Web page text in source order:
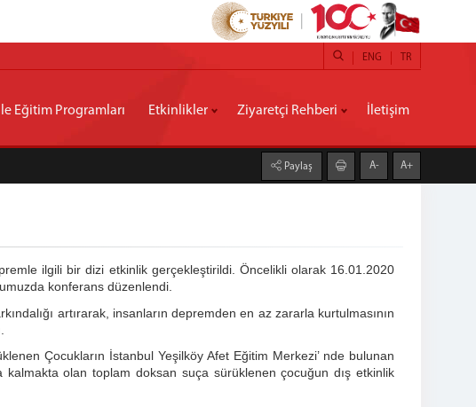
TR
ENG
Eğitim Programları Etkinlikler Ziyaretçi Rehberi İletişim
Paylaş A- A+
ilgili bir dizi etkinlik gerçekleştirildi. Öncelikli olarak 16.01.2020
konferans düzenlendi.
artırarak, insanların depremden en az zararla kurtulmasının
Çocukların İstanbul Yeşilköy Afet Eğitim Merkezi’ nde bulunan
olan toplam doksan suça sürüklenen çocuğun dış etkinlik